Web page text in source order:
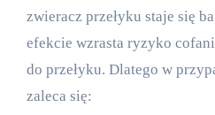
zwieracz przełyku staje się
efekcie wzrasta ryzyko
do przełyku. Dlatego w
zaleca się: